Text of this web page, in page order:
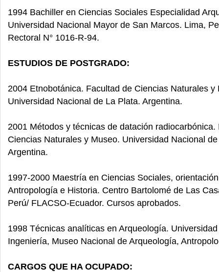
1994 Bachiller en Ciencias Sociales Especialidad
Universidad Nacional Mayor de San Marcos. Lima,
Rectoral N° 1016-R-94.
ESTUDIOS DE POSTGRADO:
2004 Etnobotánica. Facultad de Ciencias Naturales y
Universidad Nacional de La Plata. Argentina.
2001 Métodos y técnicas de datación radiocarbónica.
Ciencias Naturales y Museo. Universidad Nacional
Argentina.
1997-2000 Maestría en Ciencias Sociales,
Antropología e Historia. Centro Bartolomé de Las
Perú/ FLACSO-Ecuador. Cursos aprobados.
1998 Técnicas analíticas en Arqueología.
Ingeniería, Museo Nacional de Arqueología,
CARGOS QUE HA OCUPADO: